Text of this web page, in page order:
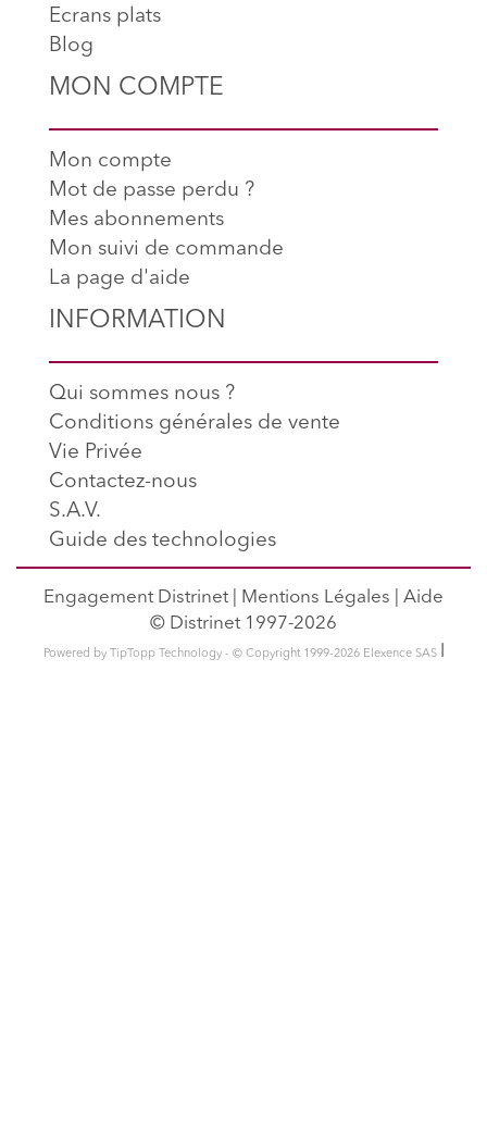
Ecrans plats
Blog
MON COMPTE
Mon compte
Mot de passe perdu ?
Mes abonnements
Mon suivi de commande
La page d'aide
INFORMATION
Qui sommes nous ?
Conditions générales de vente
Vie Privée
Contactez-nous
S.A.V.
Guide des technologies
Engagement Distrinet Mentions Légales
Aide
© Distrinet 1997-2026
Powered by TipTopp Technology - © Copyright 1999-2026 Elexence SAS